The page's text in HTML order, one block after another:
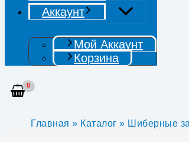
Аккаунт
Мой Аккаунт
Корзина
Главная » Каталог » Шиберные